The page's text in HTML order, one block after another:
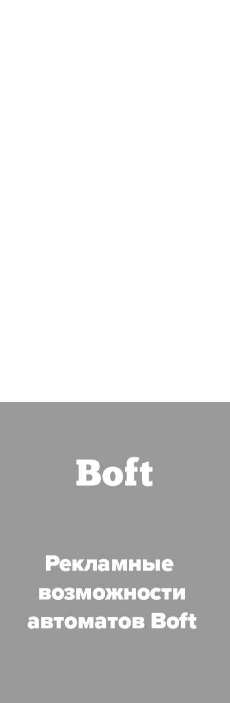
Рекламные
возможности
автоматов Boft